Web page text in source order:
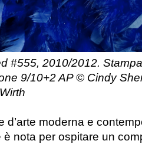
#555, 2010/2012.
9/10+2 AP © Cindy
d’arte moderna e
nota per ospitare un